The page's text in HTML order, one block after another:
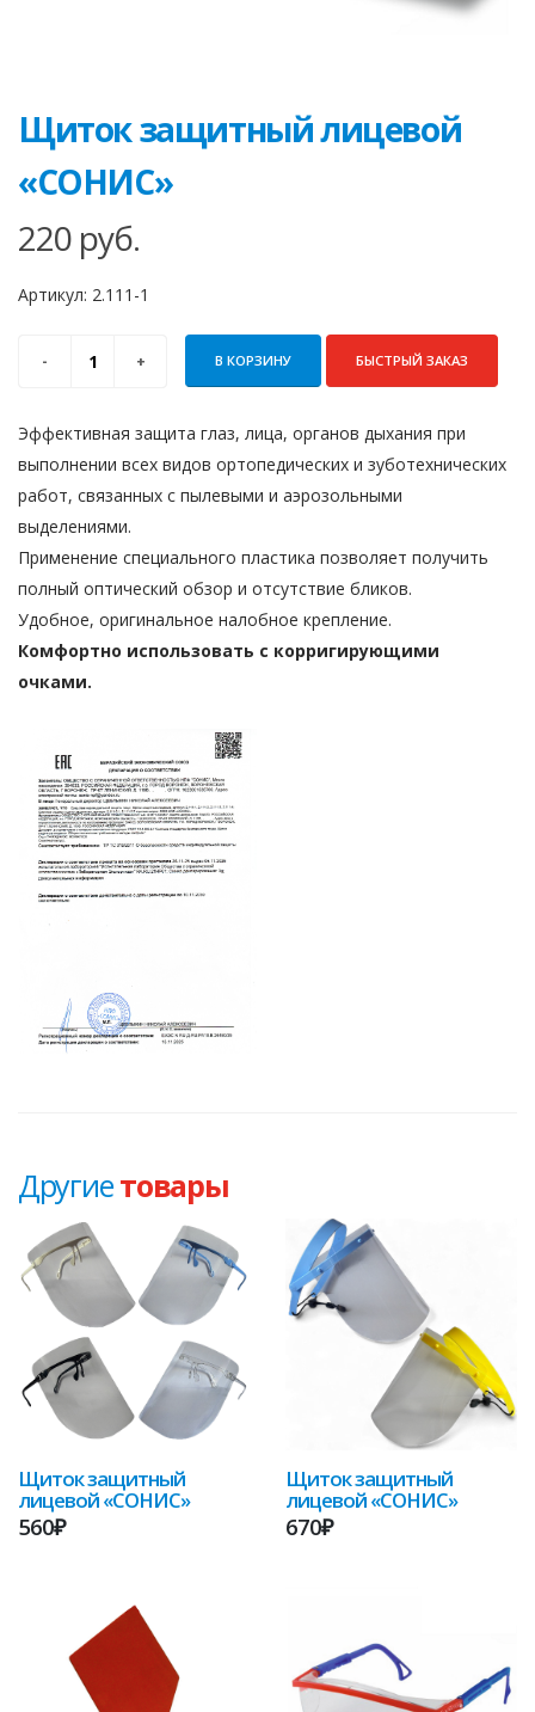
Щиток защитный лицевой
«СОНИС»
220 руб.
Артикул: 2.111-1
В КОРЗИНУ БЫСТРЫЙ ЗАКАЗ
Эффективная защита глаз, лица, органов дыхания при
выпол­нении всех видов ортопедических и зуботехнических
работ, связанных с пылевыми и аэрозольными
выделениями.
Применение специального пластика позволяет получить
полный оптический обзор и отсутствие бликов.
Удобное, оригинальное налобное крепление.
Комфортно использовать с корригирующими
очками.
Другиетовары
Щиток защитный
лицевой «СОНИС»
560₽
Щиток защитный
лицевой «СОНИС»
670₽